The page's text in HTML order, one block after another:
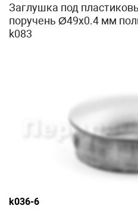
Заглушка под
поручень Ø49х0.4 мм
k083
k036-6